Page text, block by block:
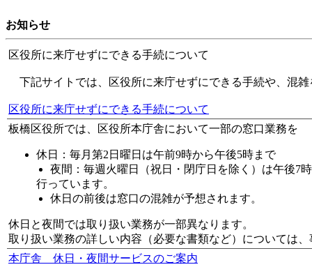
お知らせ
区役所に来庁せずにできる手続について
下記サイトでは、区役所に来庁せずにできる手続や、混
区役所に来庁せずにできる手続について
板橋区役所では、区役所本庁舎において一部の窓口業務を
休日：毎月第2日曜日は午前9時から午後5時まで
夜間：毎週火曜日（祝日・閉庁日を除く）は午後7
行っています。
休日の前後は窓口の混雑が予想されます。
休日と夜間では取り扱い業務が一部異なります。
取り扱い業務の詳しい内容（必要な書類など）については
本庁舎 休日・夜間サービスのご案内